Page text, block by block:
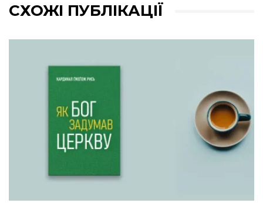
СХОЖІ ПУБЛІКАЦІЇ